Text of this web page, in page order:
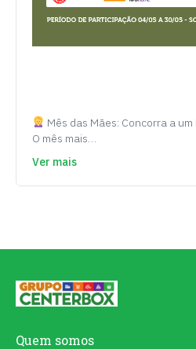
Mês das Mães: Concorra a
O mês mais…
Ver mais
Quem somos